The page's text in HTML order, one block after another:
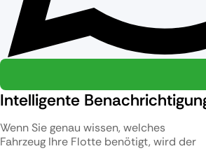
Intelligente
Wenn Sie genau wissen, welches
Fahrzeug Ihre Flotte benötigt, wird der